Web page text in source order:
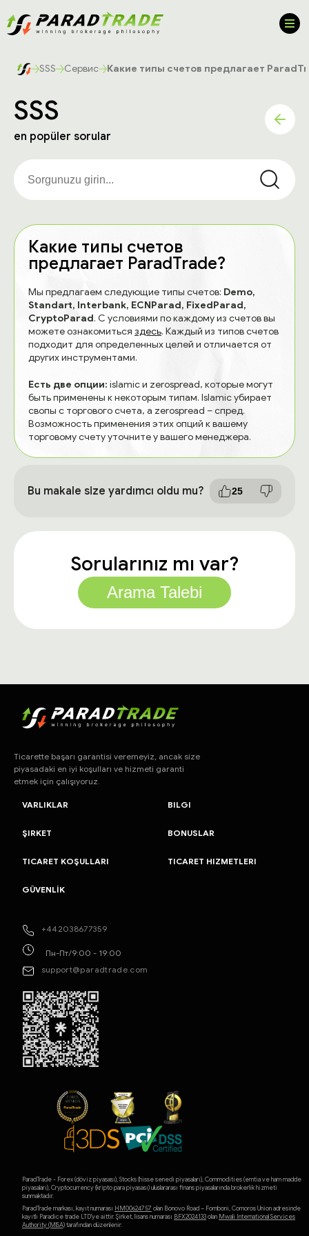
SSS Сервис Какие типы счетов предлагает
SSS
en popüler sorular
Какие типы счетов
предлагает ParadTrade?
Мы предлагаем следующие типы счетов: Demo,
Standart, Interbank, ECNParad, FixedParad,
CryptoParad. С условиями по каждому из счетов вы
можете ознакомиться здесь. Каждый из типов счетов
подходит для определенных целей и отличается от
других инструментами.
Есть две опции: islamic и zerospread, которые могут
быть применены к некоторым типам. Islamic убирает
свопы с торгового счета, а zerospread – спред.
Возможность применения этих опций к вашему
торговому счету уточните у вашего менеджера.
Bu makale size yardımcı oldu mu? 25
Sorularınız mı var?
Arama Talebi
Ticarette başarı garantisi veremeyiz, ancak size
piyasadaki en iyi koşulları ve hizmeti garanti
etmek için çalışıyoruz.
+442038677359
Пн-Пт/9:00 - 19:00
support@paradtrade.com
VARLIKLAR BILGI
ŞIRKET BONUSLAR
TICARET KOŞULLARI TICARET HIZMETLERI
GÜVENLİK
ParadTrade - Forex (döviz piyasası), Stocks (hisse senedi piyasaları), Commodities (emtia ve ham madde
piyasaları), Cryptocurrency (kripto para piyasası) uluslararası finans piyasalarında brokerlik hizmeti
sunmaktadır.
ParadTrade markası, kayıt numarası HM00624757 olan Bonovo Road – Fomboni, Comoros Union adresinde
kayıtlı Paradice trade LTD'ye aittir. Şirket, lisans numarası BFX2024133olan Mwali International Services
Authority (MlSA)tarafından düzenlenir.